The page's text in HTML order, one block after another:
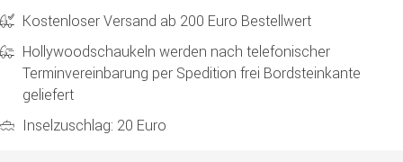
Kostenloser Versand ab 200 Euro Bestellwert
Hollywoodschaukeln werden nach telefonischer
Terminvereinbarung per Spedition frei Bordsteinkante
geliefert
Inselzuschlag: 20 Euro